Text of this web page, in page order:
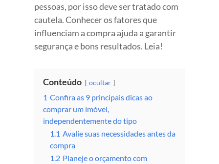
pessoas, por isso deve ser tratado com
cautela. Conhecer os fatores que
influenciam a compra ajuda a garantir
segurança e bons resultados. Leia!
Conteúdo ocultar
1 Confira as 9 principais dicas ao
comprar um imóvel,
independentemente do tipo
1.1 Avalie suas necessidades antes da
compra
1.2 Planeje o orçamento com